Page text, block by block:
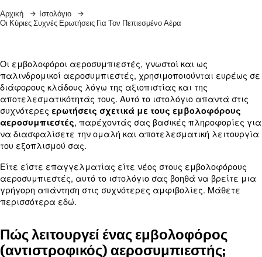
Αρχική
Ιστολόγιο
Οι Κύριες Συχνές Ερωτήσεις Για Τον Πεπιεσμένο Αέρα
Οι εμβολοφόροι αεροσυμπιεστές, γνωστοί και ως
παλινδρομικοί αεροσυμπιεστές,
διάφορους κλάδους λόγω της αξιοπιστίας και της
αποτελεσματικότητάς τους. Αυτό το ιστολόγιο
αεροσυμπιεστές, παρέχοντάς σας βασικές
να διασφαλίσετε την ομαλή και